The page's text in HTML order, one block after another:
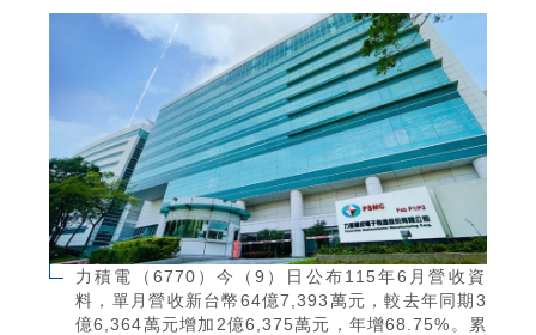
力積電（6770）今（9）日公布115年6月營收資
料，單月營收新台幣64億7,393萬元，較去年同期3
億6,364萬元增加2億6,375萬元，年增68.75%。累